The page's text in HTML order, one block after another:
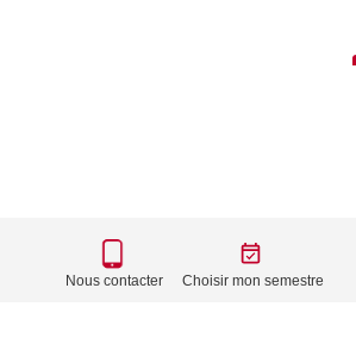
CALL
TO
Nous contacter Choisir mon semestre